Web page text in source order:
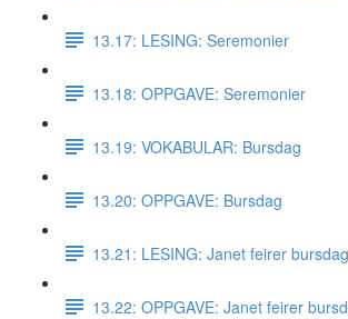
13.17: LESING: Seremonier
13.18: OPPGAVE: Seremonier
13.19: VOKABULAR: Bursdag
13.20: OPPGAVE: Bursdag
13.21: LESING: Janet feirer bursdag
13.22: OPPGAVE: Janet feirer